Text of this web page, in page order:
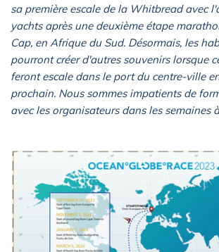
sa première escale de la Whitbread avec
yachts après une deuxième étape
Cap, en Afrique du Sud. Désormais, les
pourront créer d'autres souvenirs lorsque
feront escale dans le port du centre-ville
prochain. Nous sommes impatients de
avec les organisateurs dans les semaines